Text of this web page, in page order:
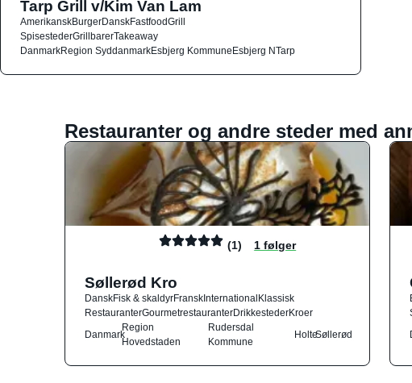
Tarp Grill v/Kim Van Lam
AmerikanskBurgerDanskFastfoodGrill
SpisestederGrillbarerTakeaway
DanmarkRegion SyddanmarkEsbjerg KommuneEsbjerg NTarp
Restauranter og andre steder med
(1) 1 følger
Søllerød Kro
DanskFisk & skaldyrFranskInternationalKlassisk
RestauranterGourmetrestauranterDrikkestederKroer
Danmark
Region
Hovedstaden
Rudersdal
Kommune
HolteSøllerød